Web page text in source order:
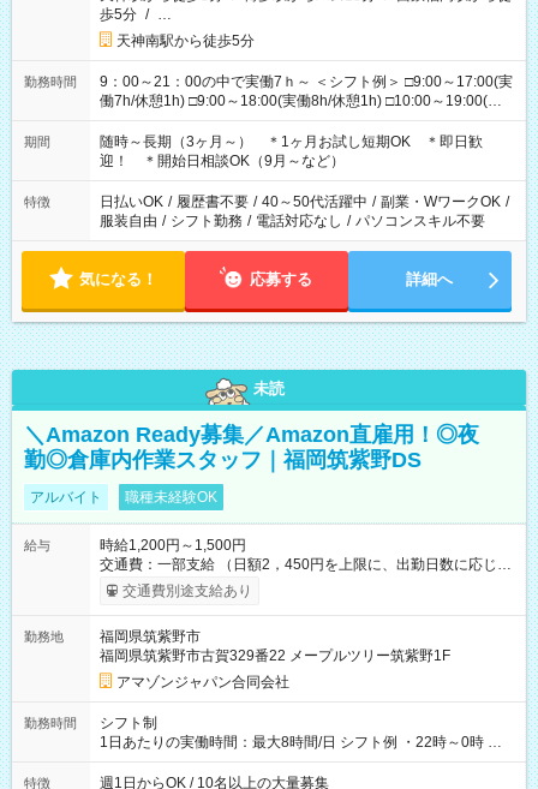
歩5分 / …
天神南駅から徒歩5分
勤務時間
9：00～21：00の中で実働7ｈ～ ＜シフト例＞ □9:00～17:00(実
働7h/休憩1h) □9:00～18:00(実働8h/休憩1h) □10:00～19:00(実
働8h/休憩1h) □11:00～20:00(実働8h/休憩1h) □12:00～20:00(実
働7h/休憩1h) □12:00～21:00(実働7h/休憩1h) ＊固定OK ＊選べ
る時間帯！
期間
随時～長期（3ヶ月～） ＊1ヶ月お試し短期OK ＊即日歓
迎！ ＊開始日相談OK（9月～など）
特徴 日払いOK / 履歴書不要 / 40～50代活躍中 / 副業・WワークOK /
服装自由 / シフト勤務 / 電話対応なし / パソコンスキル不要
気になる！ 応募する 詳細へ
未読
＼Amazon Ready募集／Amazon直雇用！◎夜
勤◎倉庫内作業スタッフ｜福岡筑紫野DS
アルバイト 職種未経験OK
給与
時給1,200円～1,500円
交通費：一部支給 （日額2，450円を上限に、出勤日数に応じて
実費支給） ※22:00～翌5:00までは時給25%UP！ ■給与前払い
制度あり ※前払い額の上限あり、手数料無料（Amazon負担）
交通費別途支給あり
勤務地
福岡県筑紫野市
福岡県筑紫野市古賀329番22 メープルツリー筑紫野1F
アマゾンジャパン合同会社
勤務時間
シフト制
1日あたりの実働時間：最大8時間/日 シフト例 ・22時～0時 入
社後、就業可能シフトをご確認の上、申請してください。
特徴 週1日からOK / 10名以上の大量募集